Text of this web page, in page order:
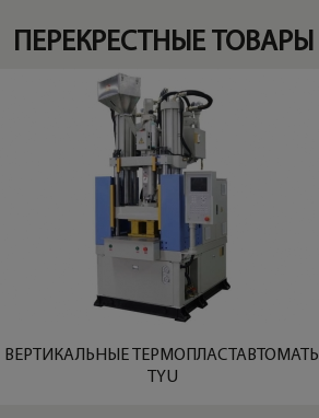
ПЕРЕКРЕСТНЫЕ ТОВАРЫ
ВЕРТИКАЛЬНЫЕ ТЕРМОПЛАСТАВТОМАТЫ
TYU